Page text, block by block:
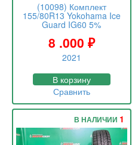
(10098) Комплект
155/80R13 Yokohama Ice
Guard IG60 5%
8 .000 ₽
2021
В корзину
Сравнить
В НАЛИЧИИ 1